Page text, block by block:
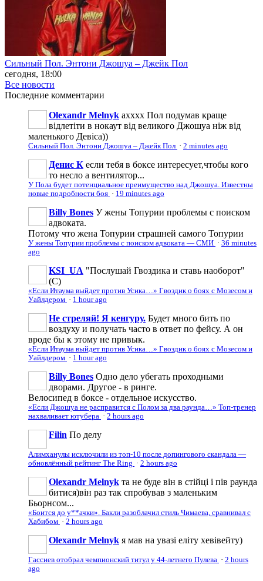
Сильный Пол. Энтони Джошуа – Джейк Пол
сегодня, 18:00
Все новости
Последние комментарии
Olexandr Melnyk ахххх Пол подумав краще
відлетіти в нокаут від великого Джошуа ніж від
маленького Девіса))
Сильный Пол. Энтони Джошуа – Джейк Пол · 2 minutes ago
Денис К если тебя в боксе интересует,чтобы кого
то несло а вентилятор...
У Пола будет потенциальное преимущество над Джошуа. Известны
новые подробности боя · 19 minutes ago
Billy Bones У жены Топурии проблемы с поиском
адвоката.
Потому что жена Топурии страшней самого Топурии
У жены Топурии проблемы с поиском адвоката — СМИ · 36 minutes
ago
KSI_UA "Послушай Гвоздика и ставь наоборот"
(С)
«Если Итаума выйдет против Усика…» Гвоздик о боях с Мозесом и
Уайлдером · 1 hour ago
Не стреляй! Я кенгуру. Будет много бить по
воздуху и получать часто в ответ по фейсу. А он
вроде бы к этому не привык.
«Если Итаума выйдет против Усика…» Гвоздик о боях с Мозесом и
Уайлдером · 1 hour ago
Billy Bones Одно дело убегать проходными
дворами. Другое - в ринге.
Велосипед в боксе - отдельное искусство.
«Если Джошуа не расправится с Полом за два раунда…» Топ-тренер
нахваливает ютубера · 2 hours ago
Filin По делу
Алимханулы исключили из топ-10 после допингового скандала —
обновлённый рейтинг The Ring · 2 hours ago
Olexandr Melnyk та не буде він в стійці і пів раунда
битися)він раз так спробував з маленьким
Бьорнсом...
«Боится до у**ачки». Бакли разоблачил стиль Чимаева, сравнивал с
Хабибом · 2 hours ago
Olexandr Melnyk я мав на увазі еліту хевівейту)
Гассиев отобрал чемпионский титул у 44-летнего Пулева · 2 hours
ago